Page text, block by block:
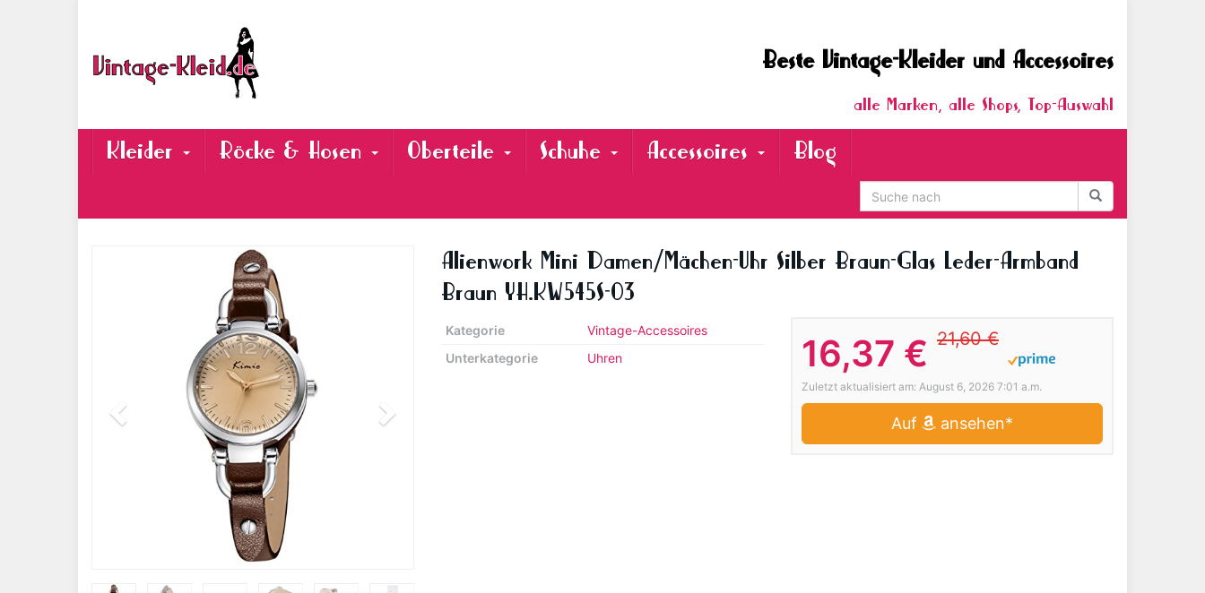
Beste Vintage-Kleider und Accessoires
alle Marken, alle Shops, Top-Auswahl
Kleider Röcke & Hosen Oberteile Schuhe Accessoires Blog
Alienwork Mini Damen/Mächen-Uhr Silber Braun-Glas Leder-Armband
Braun YH.KW545S-03
16,37 € 21,60 €
Zuletzt aktualisiert am: August 6, 2026 7:01 a.m.
Auf ansehen*
Kategorie
Vintage-Accessoires
Unterkategorie
Uhren